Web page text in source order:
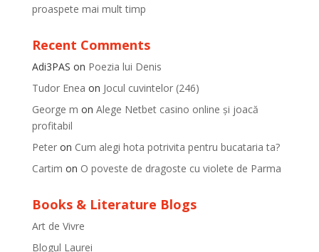
proaspete mai mult timp
Recent Comments
Adi3PAS on Poezia lui Denis
Tudor Enea on Jocul cuvintelor (246)
George m on Alege Netbet casino online și joacă
profitabil
Peteron Cum alegi hota potrivita pentru bucataria ta?
Cartim on O poveste de dragoste cu violete de Parma
Books & Literature Blogs
Art de Vivre
Blogul Laurei